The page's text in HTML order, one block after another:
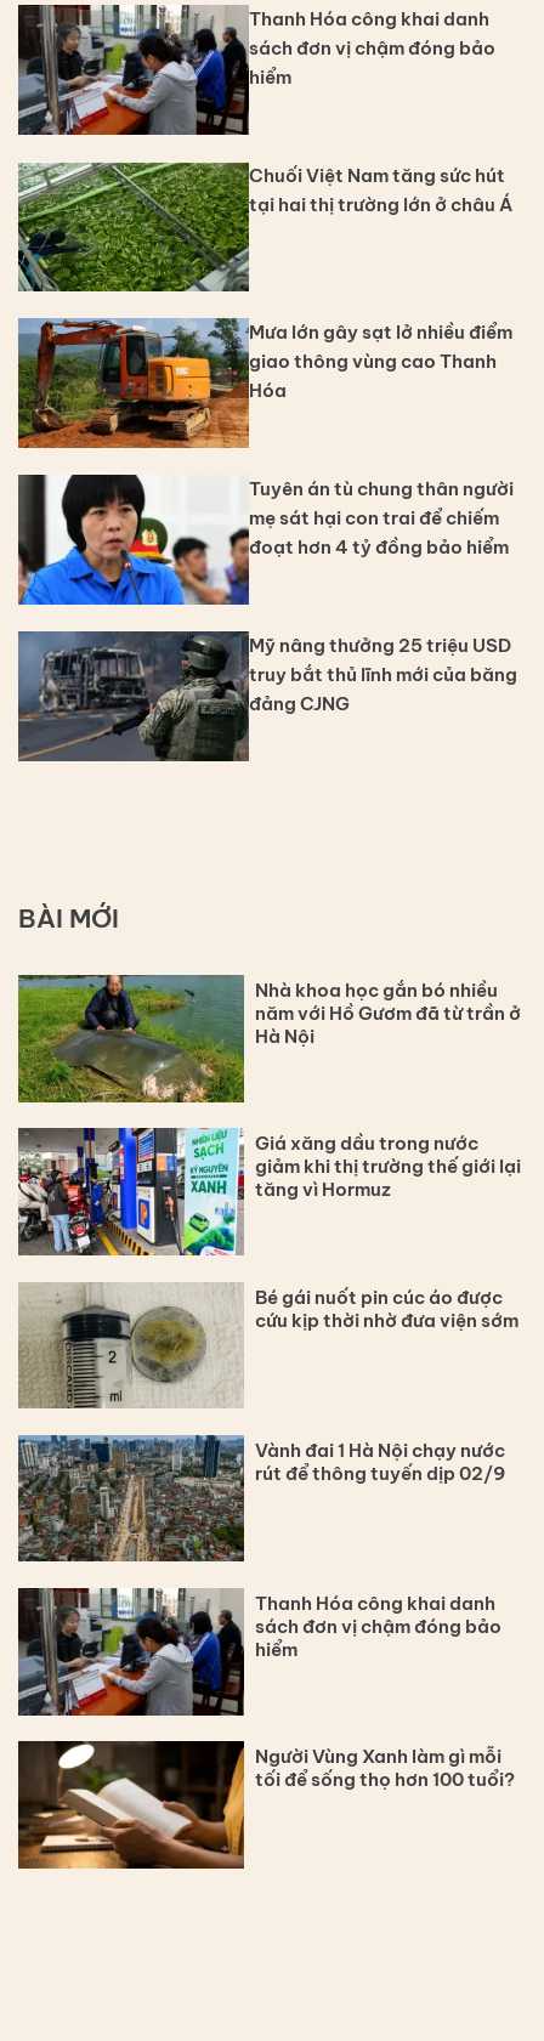
Thanh Hóa công khai danh
sách đơn vị chậm đóng bảo
hiểm
Chuối Việt Nam tăng sức hút
tại hai thị trường lớn ở châu Á
Mưa lớn gây sạt lở nhiều điểm
giao thông vùng cao Thanh
Hóa
Tuyên án tù chung thân người
mẹ sát hại con trai để chiếm
đoạt hơn 4 tỷ đồng bảo hiểm
Mỹ nâng thưởng 25 triệu USD
truy bắt thủ lĩnh mới của băng
đảng CJNG
BÀI MỚI
Nhà khoa học gắn bó nhiều
năm với Hồ Gươm đã từ trần ở
Hà Nội
Giá xăng dầu trong nước
giảm khi thị trường thế giới lại
tăng vì Hormuz
Bé gái nuốt pin cúc áo được
cứu kịp thời nhờ đưa viện sớm
Vành đai 1 Hà Nội chạy nước
rút để thông tuyến dịp 02/9
Thanh Hóa công khai danh
sách đơn vị chậm đóng bảo
hiểm
Người Vùng Xanh làm gì mỗi
tối để sống thọ hơn 100 tuổi?